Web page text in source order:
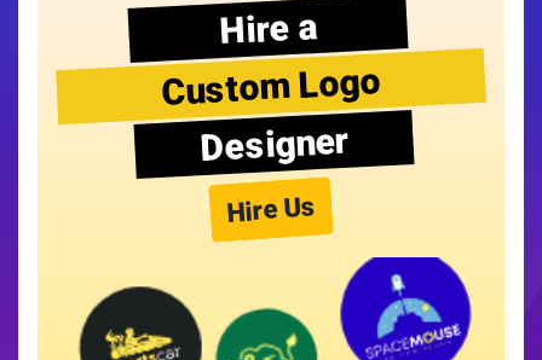
Hire a
Custom Logo
Designer
Hire Us